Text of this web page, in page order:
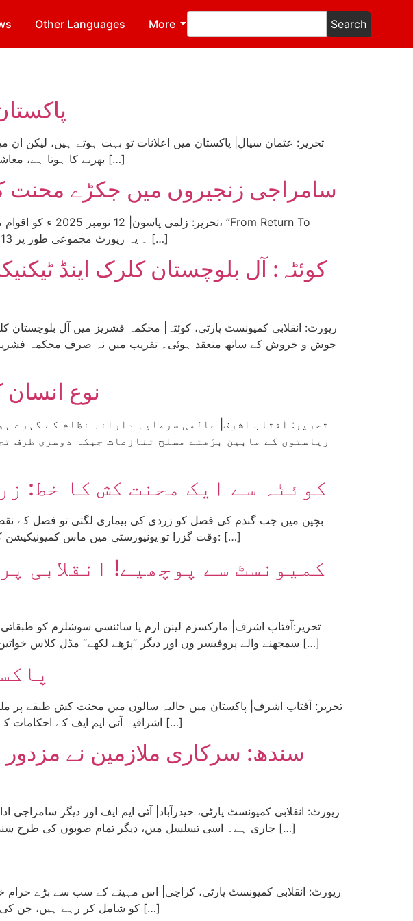
Other Languages More Search
بھرنے کا ہوتا ہے، معاشی انقلاب کا ہوتا ہے۔ اور یہی بکواس سن سن کر لوگ آج اسے خوشی کا اعلان کم، مذاق سمجھ […]
سامراجی زنجیروں میں جکڑے
Rebuild“۔ یہ رپورٹ مجموعی طور پر 13 صفحات پر مشتمل ہے جو کہ جولائی 2025ء اور اگست 2025ء میں ایک سروے کے بعد […]
کوئٹہ: آل بلوچستان کلرک اینڈ
جوش و خروش کے ساتھ منعقد ہوئی۔ تقریب میں نہ صرف محکمہ فشریز
نوع
ریاستوں کے مابین بڑھتے مسلح تنازعات جبکہ دوسری طرف
کوئٹہ سے ایک محنت کش کا خط:
وقت گزرا تو یونیورسٹی میں ماس کمیونیکیشن کے مضمون میں ”زرد صحافت“ کی اصطلاح سے واسطہ پڑا، جس کی تعریف یوں بیان کی گئی کہ: […]
کمیونسٹ سے پوچھیے! انقلابی
سمجھنے والے پروفیسر وں اور دیگر ”پڑھے لکھے“ مڈل کلاس خواتین و حضرات کو ہمیشہ سے انقلابی پرولتاری پارٹی کے آہنی ڈسپلن اور مرکزیت پر مبنی ڈھانچے پر […]
اشرافیہ آئی ایم ایف کے احکامات کے تحت معاشی بحران کا تمام تر بوجھ محنت کش طبقے پر منتقل کر رہے ہیں اور روزانہ کی بنیاد […]
سندھ: سرکاری ملازمین نے
جاری ہے۔ اسی تسلسل میں، دیگر تمام صوبوں کی طرح سندھ میں بھی پیپلز پارٹی، جو خود کو نام نہاد جمہوریت کی علمبردار کہلواتی ہے، نے مزدور دشمن […]
کو شامل کر رہے ہیں، جن کی ظاہر کردہ کل دولت ایک بلین ڈالرز سے تجاوز کر چکی ہے۔ جن کے کاروبار میں کوکنگ آئل سے […]